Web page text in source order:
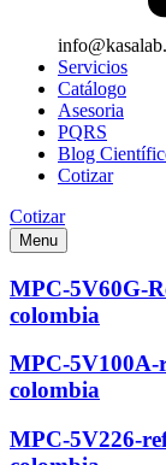
Servicios
Catálogo
Asesoria
PQRS
Blog
Cotizar
Cotizar
Menu
MPC-5V60G-
colombia
MPC-5V100A-
colombia
MPC-5V226-